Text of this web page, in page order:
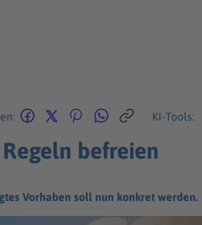
KI-Tools:
befreien
Vorhaben soll nun konkret werden.